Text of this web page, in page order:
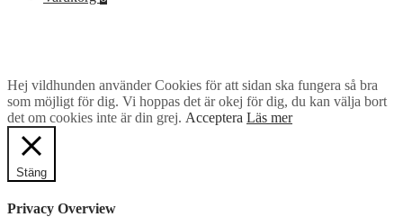
Hej vildhunden använder Cookies för att sidan ska fungera så bra
som möjligt för dig. Vi hoppas det är okej för dig, du kan välja bort
det om cookies inte är din grej. Acceptera Läs mer
Stäng
Privacy Overview